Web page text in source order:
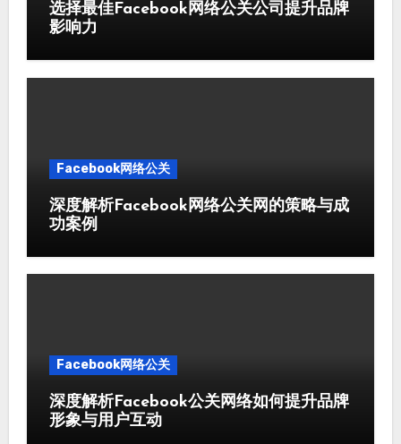
选择最佳Facebook网络公关公司提升品牌
影响力
Facebook网络公关
深度解析Facebook网络公关网的策略与成
功案例
Facebook网络公关
深度解析Facebook公关网络如何提升品牌
形象与用户互动